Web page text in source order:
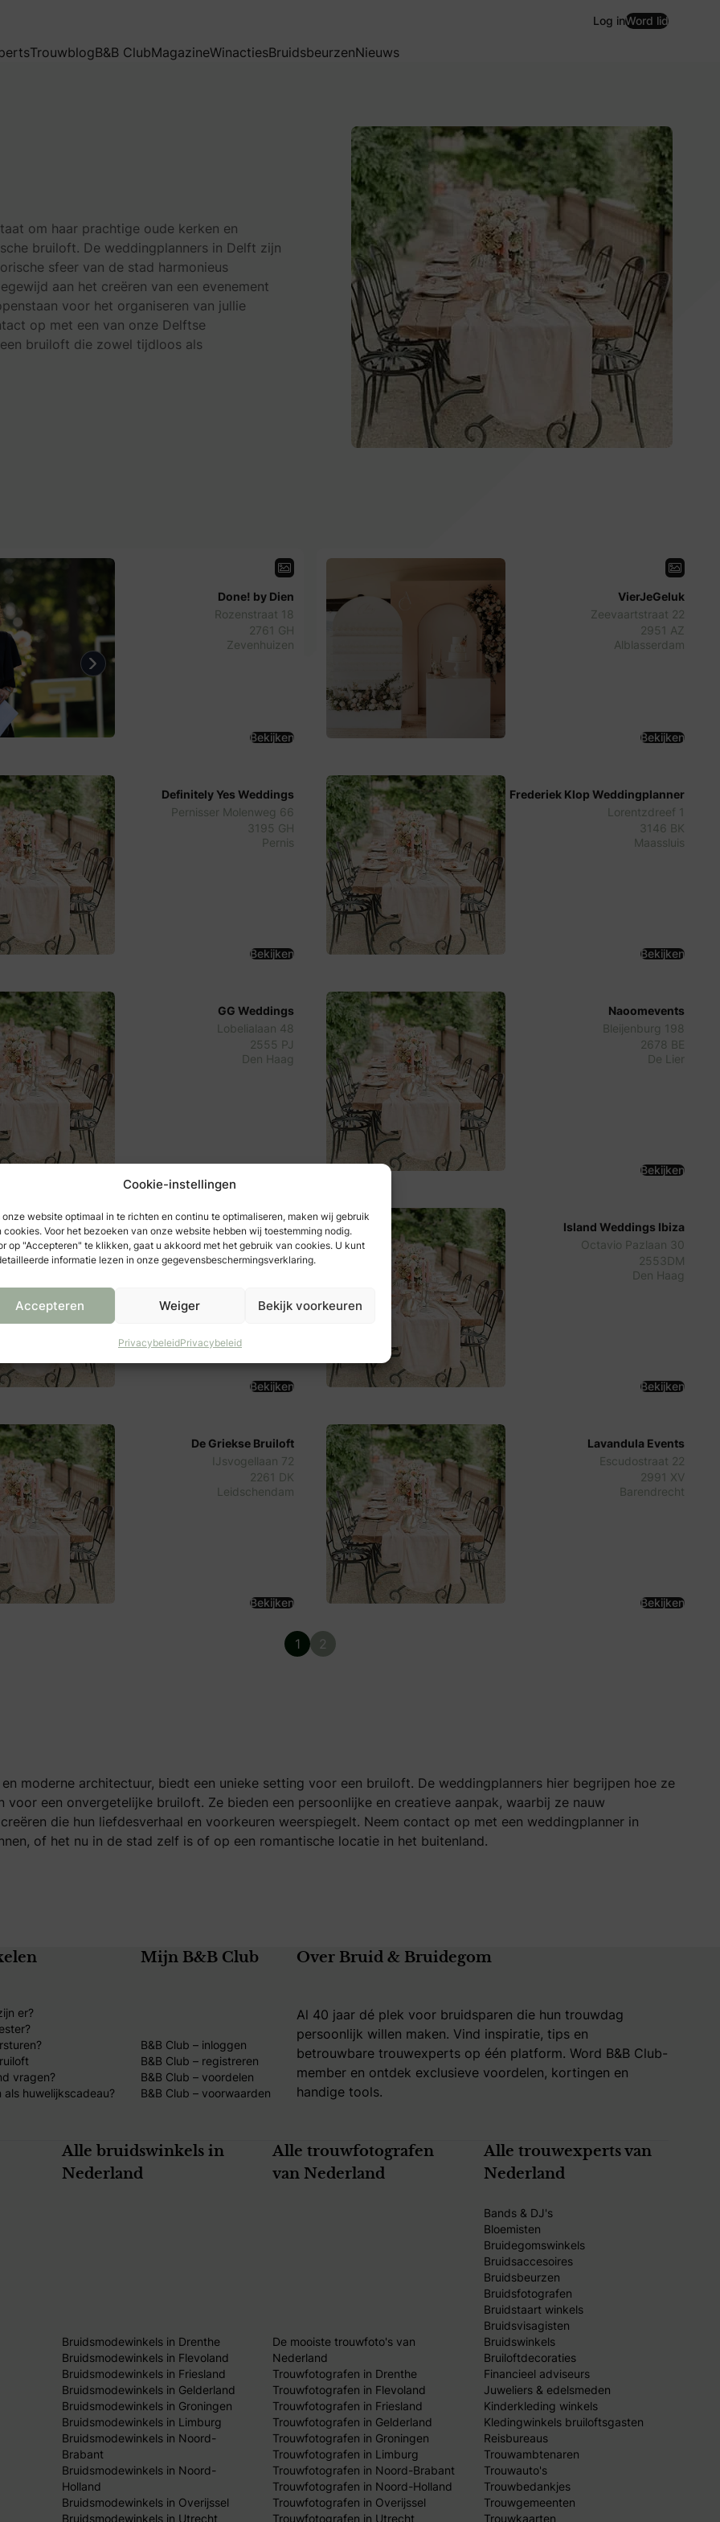
Cookie-instellingen
onze website optimaal in te richten en continu te optimaliseren, maken wij gebruik
cookies. Voor het bezoeken van onze website hebben wij toestemming nodig.
op "Accepteren" te klikken, gaat u akkoord met het gebruik van cookies. U kunt
informatie lezen in onze gegevensbeschermingsverklaring.
Accepteren Weiger Bekijk voorkeuren
PrivacybeleidPrivacybeleid
Log inWord lid
TrouwblogB&B ClubMagazineWinactiesBruidsbeurzenNieuws
om haar prachtige oude kerken en
bruiloft. De weddingplanners in Delft zijn
sfeer van de stad harmonieus
aan het creëren van een evenement
voor het organiseren van jullie
op met een van onze Delftse
bruiloft die zowel tijdloos als
Next
Done! by Dien
Rozenstraat 18
2761 GH
Zevenhuizen
Bekijken
VierJeGeluk
Zeevaartstraat 22
2951 AZ
Alblasserdam
Bekijken
Definitely Yes Weddings
Pernisser Molenweg 66
3195 GH
Pernis
Bekijken
Frederiek Klop Weddingplanner
Lorentzdreef 1
3146 BK
Maassluis
Bekijken
GG Weddings
Lobelialaan 48
2555 PJ
Den Haag
Naoomevents
Bleijenburg 198
2678 BE
De Lier
Bekijken
Trouwen doe je zo
Bijlwerffstraat 33B01
3039 VE
Bekijken
Island Weddings Ibiza
Octavio Pazlaan 30
2553DM
Den Haag
Bekijken
De Griekse Bruiloft
IJsvogellaan 72
2261 DK
Leidschendam
Bekijken
Lavandula Events
Escudostraat 22
2991 XV
Barendrecht
Bekijken
1 2
moderne architectuur, biedt een unieke setting voor een bruiloft. De weddingplanners hier begrijpen hoe ze
een onvergetelijke bruiloft. Ze bieden een persoonlijke en creatieve aanpak, waarbij ze nauw
die hun liefdesverhaal en voorkeuren weerspiegelt. Neem contact op met een weddingplanner in
of het nu in de stad zelf is of op een romantische locatie in het buitenland.
er?
vragen?
huwelijkscadeau?
Mijn B&B Club
B&B Club – inloggen
B&B Club – registreren
B&B Club – voordelen
B&B Club – voorwaarden
Over Bruid & Bruidegom
Al 40 jaar dé plek voor bruidsparen die hun trouwdag
persoonlijk willen maken. Vind inspiratie, tips en
betrouwbare trouwexperts op één platform. Word B&B Club-
member en ontdek exclusieve voordelen, kortingen en
handige tools.
Alle bruidswinkels in
Nederland
Bruidsmodewinkels in Drenthe
Bruidsmodewinkels in Flevoland
Bruidsmodewinkels in Friesland
Bruidsmodewinkels in Gelderland
Bruidsmodewinkels in Groningen
Bruidsmodewinkels in Limburg
Bruidsmodewinkels in Noord-
Brabant
Bruidsmodewinkels in Noord-
Holland
Bruidsmodewinkels in Overijssel
Bruidsmodewinkels in Utrecht
Alle trouwfotografen
van Nederland
De mooiste trouwfoto's van
Nederland
Trouwfotografen in Drenthe
Trouwfotografen in Flevoland
Trouwfotografen in Friesland
Trouwfotografen in Gelderland
Trouwfotografen in Groningen
Trouwfotografen in Limburg
Trouwfotografen in Noord-Brabant
Trouwfotografen in Noord-Holland
Trouwfotografen in Overijssel
Trouwfotografen in Utrecht
Alle trouwexperts van
Nederland
Bands & DJ's
Bloemisten
Bruidegomswinkels
Bruidsaccesoires
Bruidsbeurzen
Bruidsfotografen
Bruidstaart winkels
Bruidsvisagisten
Bruidswinkels
Bruiloftdecoraties
Financieel adviseurs
Juweliers & edelsmeden
Kinderkleding winkels
Kledingwinkels bruiloftsgasten
Reisbureaus
Trouwambtenaren
Trouwauto's
Trouwbedankjes
Trouwgemeenten
Trouwkaarten